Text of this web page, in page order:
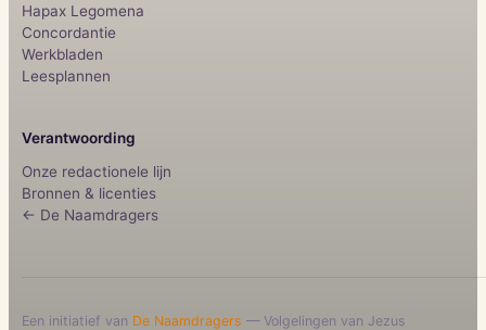
Hapax Legomena
Concordantie
Werkbladen
Leesplannen
Verantwoording
Onze redactionele lijn
Bronnen & licenties
← De Naamdragers
Een initiatief van De Naamdragers — Volgelingen van Jezus